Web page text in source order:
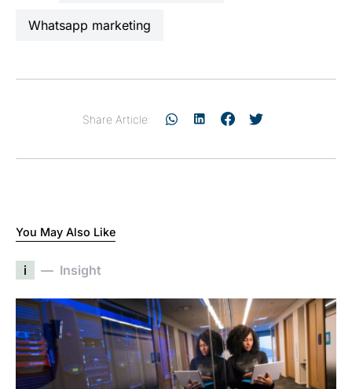
whatsapp marketing
Share Article:
You May Also Like
i Insight